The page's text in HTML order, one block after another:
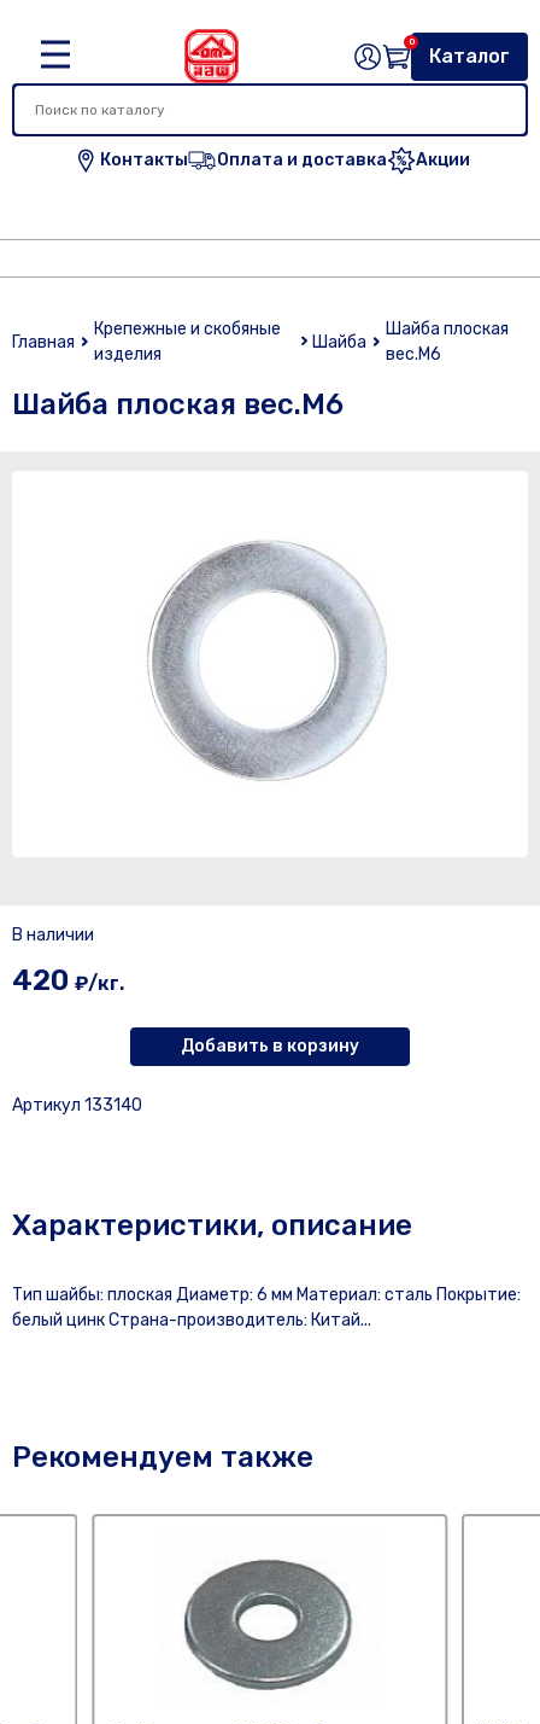
Контакты Оплата и доставка Акции
Каталог
0
Главная
Крепежные и скобяные
изделия
Шайба
Шайба плоская
вес.М6
Шайба плоская вес.М6
В наличии
420 ₽/кг.
Добавить в корзину
Артикул 133140
Характеристики, описание
Тип шайбы: плоская Диаметр: 6 мм Материал: сталь Покрытие:
белый цинк Страна-производитель: Китай...
Рекомендуем также